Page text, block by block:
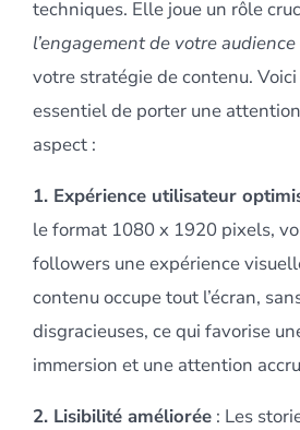
techniques. Elle joue un rôle
l’engagement de votre audience
votre stratégie de contenu.
essentiel de porter une
aspect :
1. Expérience utilisateur
le format 1080 x 1920 pixels,
followers une expérience
contenu occupe tout l’écran,
disgracieuses, ce qui favorise
immersion et une attention
2. Lisibilité améliorée: Les